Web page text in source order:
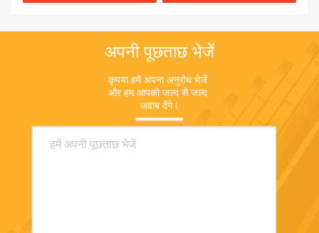
अपनी पूछताछ भेजें
कृपया हमें अपना अनुरोध भेजें
और हम आपको जल्द से जल्द
जवाब देंगे।